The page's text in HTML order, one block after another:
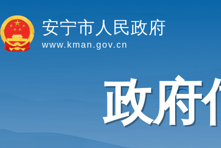
安宁市人民政府
www.kman.gov.cn
政府